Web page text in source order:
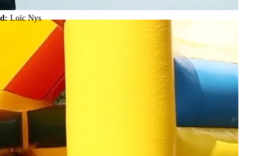
Loïc Nys